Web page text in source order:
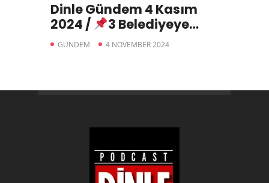
Dinle Gündem 4 Kasım
2024 /
3 Belediyeye
Kayyum Atandı
GÜNDEM 4 NOVEMBER 2024